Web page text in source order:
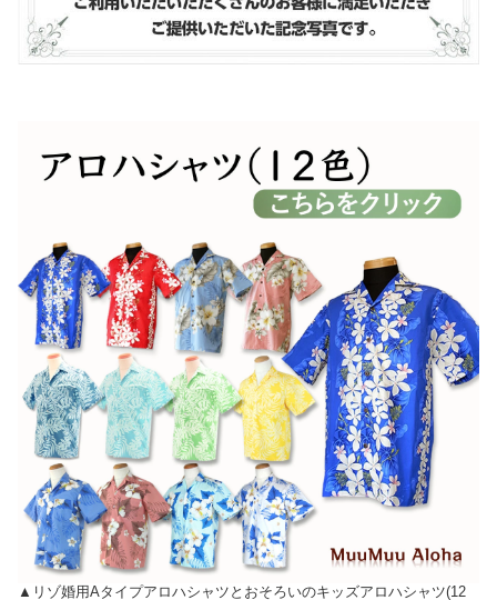
▲リゾ婚用Aタイプアロハシャツとおそろいのキッズアロハシャツ(12